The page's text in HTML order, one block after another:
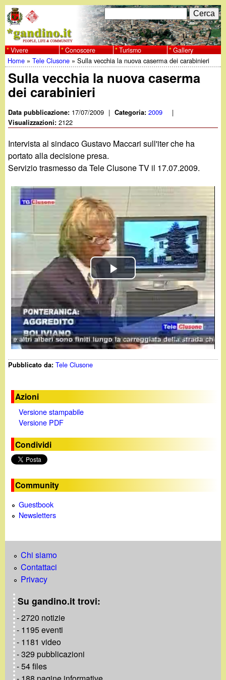
al
contenuto
principale
w
w
w
.
g
d
n
o
t
F
o
r
m
i
r
i
c
e
r
c
a
C
e
r
c
a
Vivere Conoscere Turismo Gallery
Tu
sei
qui
Home »Tele Clusone »Sulla vecchia la nuova caserma dei carabinieri
Sulla vecchia la nuova caserma
dei carabinieri
Data pubblicazione: 17/07/2009 | Categoria:2009 |
Visualizzazioni:2122
Intervista al sindaco Gustavo Maccari sull'iter che ha
portato alla decisione presa.
Servizio trasmesso da Tele Clusone TV il 17.07.2009.
P
l
a
y
i
e
Pubblicato da:Tele Clusone
Azioni
Versione stampabile
Versione PDF
Condividi
Community
Guestbook
Newsletters
Chi siamo
Contattaci
Privacy
Su gandino.it trovi:
- 2720 notizie
- 1195 eventi
- 1181 video
- 329 pubblicazioni
- 54 files